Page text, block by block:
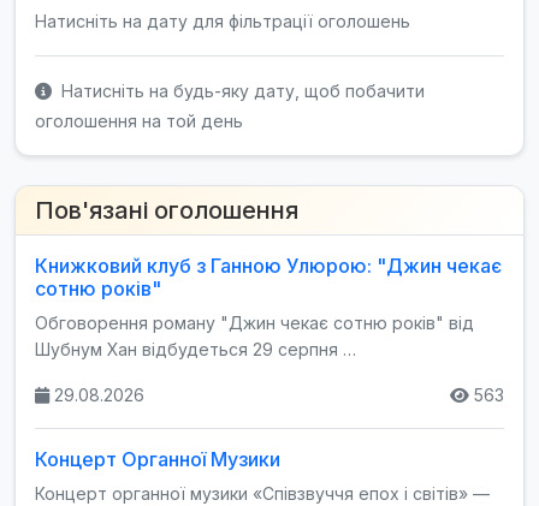
Натисніть на дату для фільтрації оголошень
Натисніть на будь-яку дату, щоб побачити
оголошення на той день
Пов'язані оголошення
Книжковий клуб з Ганною Улюрою: "Джин чекає
сотню років"
Обговорення роману "Джин чекає сотню років" від
Шубнум Хан відбудеться 29 серпня …
29.08.2026 563
Концерт Органної Музики
Концерт органної музики «Співзвуччя епох і світів» —